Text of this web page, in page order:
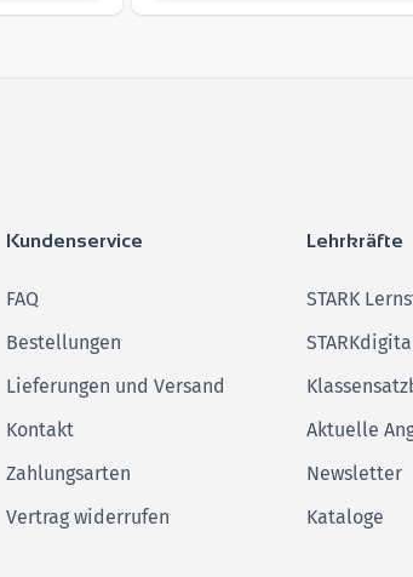
Kundenservice
FAQ
Bestellungen
Lieferungen und Versand
Kontakt
Zahlungsarten
Vertrag widerrufen
Lehrkräfte
STARK
Aktuelle
Newsletter
Kataloge